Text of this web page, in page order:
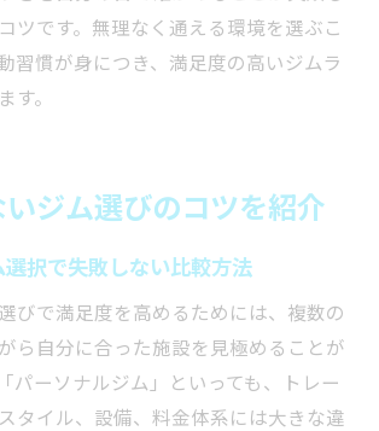
ツです。無理なく通える環境を選ぶこ
習慣が身につき、満足度の高いジムラ
す。
ジム選びのコツを紹介
択で失敗しない比較方法
びで満足度を高めるためには、複数の
ら自分に合った施設を見極めることが
パーソナルジム」といっても、トレー
タイル、設備、料金体系には大きな違